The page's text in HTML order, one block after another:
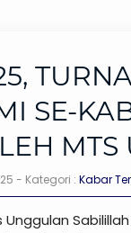
SE-
- Kategori : Kabar
Unggulan